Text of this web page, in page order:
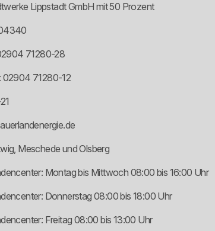
Lippstadt GmbH mit 50 Prozent
71280-28
02904 71280-12
Meschede und Olsberg
Montag bis Mittwoch 08:00 bis 16:00 Uhr
Donnerstag 08:00 bis 18:00 Uhr
Freitag 08:00 bis 13:00 Uhr